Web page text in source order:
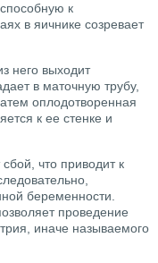
к
в яичнике созревает
него выходит
в маточную трубу,
оплодотворенная
к ее стенке и
что приводит к
беременности.
проведение
иначе называемого